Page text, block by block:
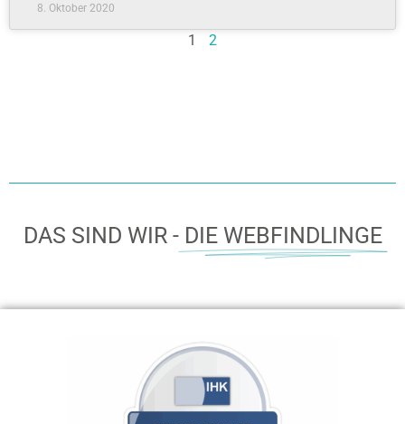
8. Oktober 2020
1 2
DAS SIND WIR - DIE WEBFINDLINGE